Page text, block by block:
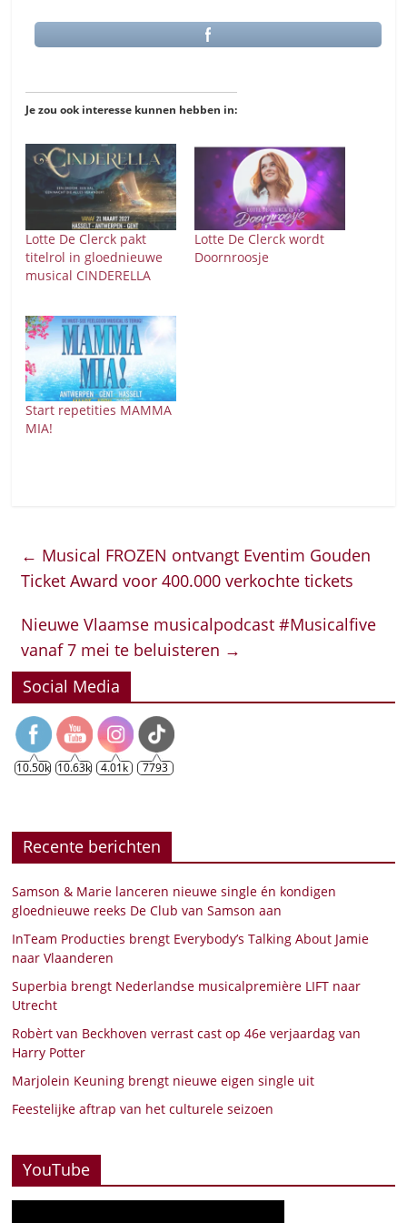
Je zou ook interesse kunnen hebben in:
Lotte De Clerck pakt
titelrol in gloednieuwe
musical CINDERELLA
Lotte De Clerck wordt
Doornroosje
Start repetities MAMMA
MIA!
← Musical FROZEN ontvangt Eventim Gouden
Ticket Award voor 400.000 verkochte tickets
Nieuwe Vlaamse musicalpodcast #Musicalfive
vanaf 7 mei te beluisteren →
Social Media
10.50k 10.63k 4.01k 7793
Recente berichten
Samson & Marie lanceren nieuwe single én kondigen
gloednieuwe reeks De Club van Samson aan
InTeam Producties brengt Everybody’s Talking About Jamie
naar Vlaanderen
Superbia brengt Nederlandse musicalpremière LIFT naar
Utrecht
Robèrt van Beckhoven verrast cast op 46e verjaardag van
Harry Potter
Marjolein Keuning brengt nieuwe eigen single uit
Feestelijke aftrap van het culturele seizoen
YouTube